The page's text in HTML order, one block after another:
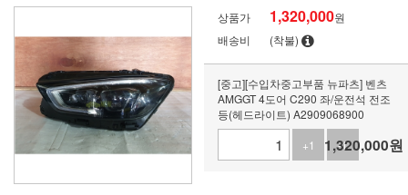
상품가 1,320,000원
배송비
(착불)
[중고][수입차중고부품 뉴파츠] 벤츠
AMGGT 4도어 C290 좌/운전석 전조
등(헤드라이트) A2909068900
+1
-1
1,320,000원